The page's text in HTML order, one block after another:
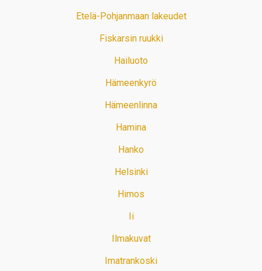
Etelä-Pohjanmaan lakeudet
Fiskarsin ruukki
Hailuoto
Hämeenkyrö
Hämeenlinna
Hamina
Hanko
Helsinki
Himos
Ii
Ilmakuvat
Imatrankoski